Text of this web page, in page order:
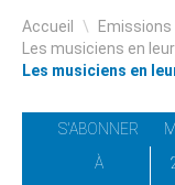
Accueil \ Emissions
Les musiciens en
Les musiciens en
S'ABONNER
À